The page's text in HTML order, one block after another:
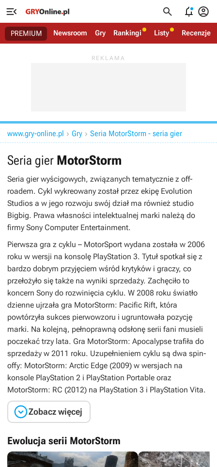
   
PREMIUM Newsroom Gry Rankingi Listy Recenzje
www.gry-online.pl  Gry  Seria MotorStorm - seria gier
Seria gier MotorStorm
Seria gier wyścigowych, związanych tematycznie z off-
roadem. Cykl wykreowany został przez ekipę Evolution
Studios a w jego rozwoju swój dział ma również studio
Bigbig. Prawa własności intelektualnej marki należą do
firmy Sony Computer Entertainment.
Pierwsza gra z cyklu – MotorSport wydana została w 2006
roku w wersji na konsolę PlayStation 3. Tytuł spotkał się z
bardzo dobrym przyjęciem wśród krytyków i graczy, co
przełożyło się także na wyniki sprzedaży. Zachęciło to
koncern Sony do rozwinięcia cyklu. W 2008 roku światło
dzienne ujrzała gra MotorStorm: Pacific Rift, która
powtórzyła sukces pierwowzoru i ugruntowała pozycję
marki. Na kolejną, pełnoprawną odsłonę serii fani musieli
poczekać trzy lata. Gra MotorStorm: Apocalypse trafiła do
sprzedaży w 2011 roku. Uzupełnieniem cyklu są dwa spin-
offy: MotorStorm: Arctic Edge (2009) w wersjach na
konsole PlayStation 2 i PlayStation Portable oraz
MotorStorm: RC (2012) na PlayStation 3 i PlayStation Vita.
Zobacz więcej
Ewolucja serii MotorStorm